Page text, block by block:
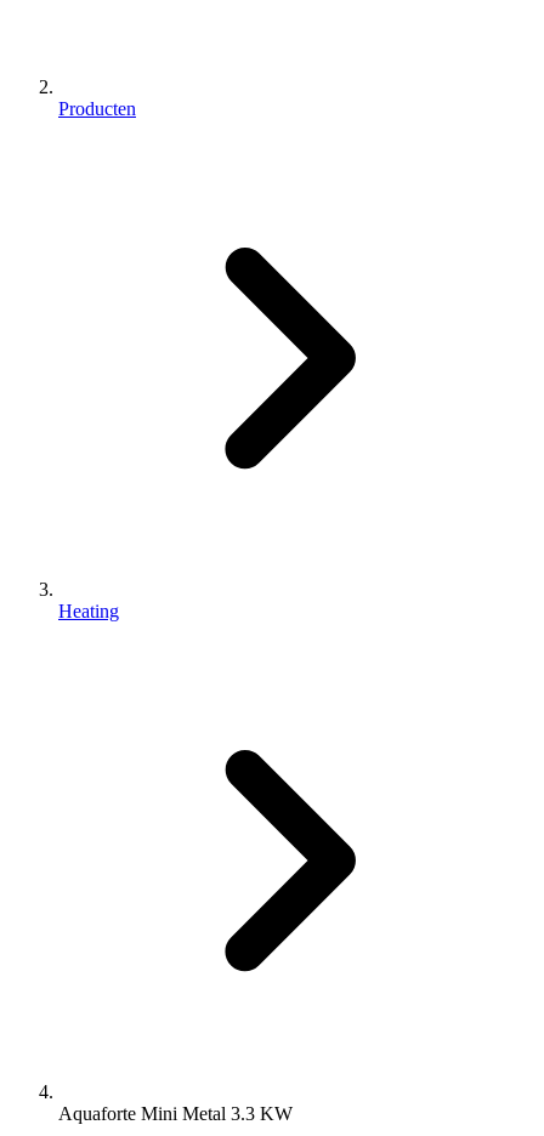
Producten
Heating
Aquaforte Mini Metal 3.3 KW